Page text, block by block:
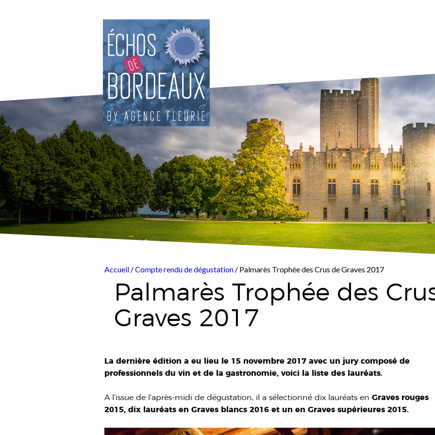
Accueil /Compte rendu de dégustation / Palmarès Trophée des Crus de Graves 2017
Palmarès Trophée des
Graves 2017
La dernière édition a eu lieu le 15 novembre 2017 avec un jury composé de
professionnels du vin et de la gastronomie, voici la liste des lauréats.
A l’issue de l’après-midi de dégustation, il a sélectionné dix lauréats enGraves rouges
2015, dix lauréats en Graves blancs 2016 et un en Graves supérieures 2015.